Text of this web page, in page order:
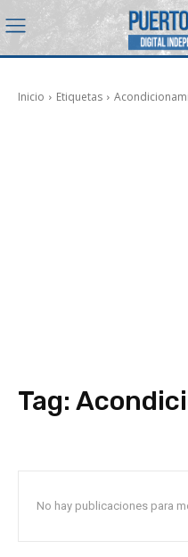
Inicio Etiquetas
Tag:
No hay publicaciones para